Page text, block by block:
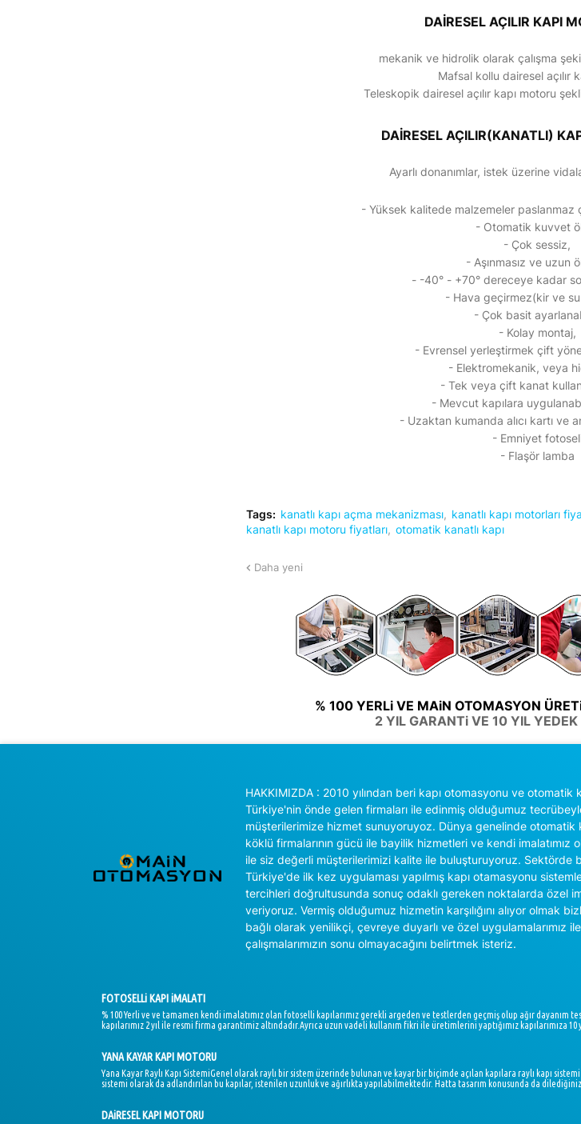
DAİRESEL AÇILIR KAPI
mekanik ve hidrolik olarak çalışma
Mafsal kollu dairesel açılır
Teleskopik dairesel açılır kapı motoru
DAİRESEL AÇILIR(KANATLI)
Ayarlı donanımlar, istek üzerine
- Yüksek kalitede malzemeler paslanmaz
- Otomatik kuvvet
- Çok sessiz,
- Aşınmasız ve uzun
- -40° - +70° dereceye kadar
- Hava geçirmez(kir ve
- Çok basit
- Kolay montaj,
- Evrensel yerleştirmek çift yöne
- Elektromekanik, veya
- Tek veya çift kanat
- Mevcut kapılara
- Uzaktan kumanda alıcı kartı ve
- Emniyet
- Flaşör lamba
Tags: kanatlı kapı açma mekanizması kanatlı kapı motorları
kanatlı kapı motoru fiyatları otomatik kanatlı kapı
Daha yeni
% 100 YERLi VE MAiN OTOMASYON
2 YIL GARANTi VE 10 YIL
HAKKIMIZDA : 2010 yılından beri kapı otomasyonu ve otomatik
Türkiye'nin önde gelen firmaları ile edinmiş olduğumuz
müşterilerimize hizmet sunuyoruyoz. Dünya genelinde otomatik
köklü firmalarının gücü ile bayilik hizmetleri ve kendi imalatımız
ile siz değerli müşterilerimizi kalite ile buluşturuyoruz. Sektörde
Türkiye'de ilk kez uygulaması yapılmış kapı otamasyonu
tercihleri doğrultusunda sonuç odaklı gereken noktalarda özel
veriyoruz. Vermiş olduğumuz hizmetin karşılığını alıyor olmak
bağlı olarak yenilikçi, çevreye duyarlı ve özel uygulamalarımız
çalışmalarımızın sonu olmayacağını belirtmek isteriz.
FOTOSELLi KAPI iMALATI
% 100 Yerli ve ve tamamen kendi imalatımız olan fotoselli kapılarımız gerekli argeden ve testlerden geçmiş olup ağır
kapılarımız 2 yıl ile resmi firma garantimiz altındadır.Ayrıca uzun vadeli kullanım fikri ile üretimlerini yaptığımız kapılarımıza
YANA KAYAR KAPI MOTORU
Yana Kayar Raylı Kapı SistemiGenel olarak raylı bir sistem üzerinde bulunan ve kayar bir biçimde açılan kapılara raylı kapı
sistemi olarak da adlandırılan bu kapılar, istenilen uzunluk ve ağırlıkta yapılabilmektedir. Hatta tasarım konusunda da
DAiRESEL KAPI MOTORU